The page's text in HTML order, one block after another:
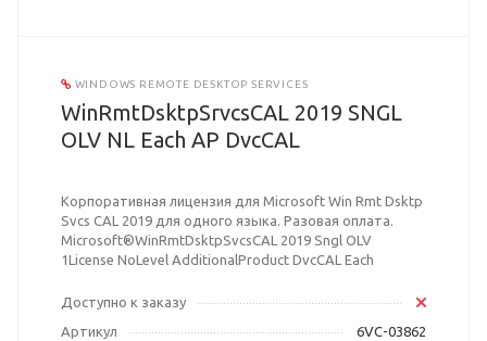
WINDOWS REMOTE DESKTOP SERVICES
WinRmtDsktpSrvcsCAL 2019 SNGL
OLV NL Each AP DvcCAL
Корпоративная лицензия для Microsoft Win Rmt Dsktp
Svcs CAL 2019 для одного языка. Разовая оплата.
Microsoft®WinRmtDsktpSvcsCAL 2019 Sngl OLV
1License NoLevel AdditionalProduct DvcCAL Each
Доступно к заказу
Артикул
6VC-03862